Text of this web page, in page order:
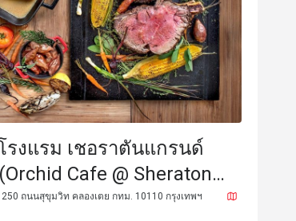
รงแรม เชอราตันแกรนด์
Cafe @ Sheraton
Hotel)
ถนนสุขุมวิท คลองเตย กทม. 10110 กรุงเทพฯ